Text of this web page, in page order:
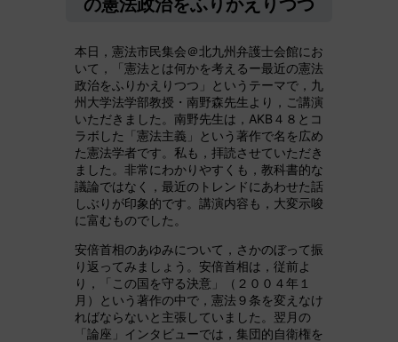
の憲法政治をふりかえりつつ
本日，憲法市民集会＠北九州弁護士会館にお
いて，「憲法とは何かを考えるー最近の憲法
政治をふりかえりつつ」というテーマで，九
州大学法学部教授・南野森先生より，ご講演
いただきました。南野先生は，AKB４８とコ
ラボした「憲法主義」という著作で名を広め
た憲法学者です。私も，拝読させていただき
ました。非常にわかりやすくも，教科書的な
議論ではなく，最近のトレンドにあわせた話
しぶりが印象的です。講演内容も，大変示唆
に富むものでした。
安倍首相のあゆみについて，さかのぼって振
り返ってみましょう。安倍首相は，従前よ
り，「この国を守る決意」（２００４年１
月）という著作の中で，憲法９条を変えなけ
ればならないと主張していました。翌月の
「論座」インタビューでは，集団的自衛権を